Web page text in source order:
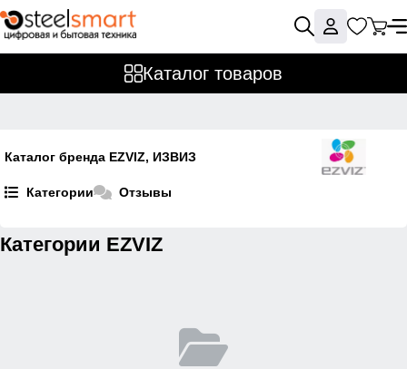
Каталог товаров
Каталог бренда EZVIZ, ИЗВИЗ
Категории Отзывы
Категории EZVIZ